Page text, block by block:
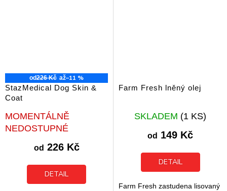
od226 Kč až–11 %
StazMedical Dog Skin &
Coat
Průměrné
hodnocení
produktu
5,0
hvězdiček.
MOMENTÁLNĚ
NEDOSTUPNÉ
od 226 Kč
DETAIL
Farm Fresh lněný olej
Průměrné
hodnocení
produktu
je
z
SKLADEM (1 KS)
od 149 Kč
DETAIL
Farm Fresh zastudena lisovaný